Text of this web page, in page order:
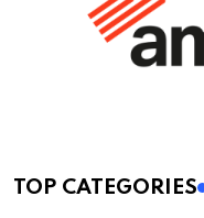
TOP CATEGORIES